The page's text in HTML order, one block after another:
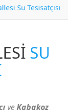
Su Tesisatçısı
SU
veKabakoz